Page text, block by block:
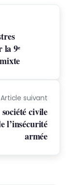
la 9ᵉ
Article suivant
civile
l’insécurité
armée